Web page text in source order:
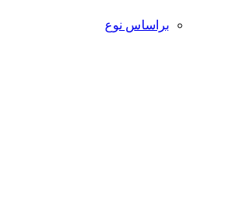
براساس نوع